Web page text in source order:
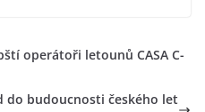
operátoři letounů CASA C-
do budoucnosti českého let